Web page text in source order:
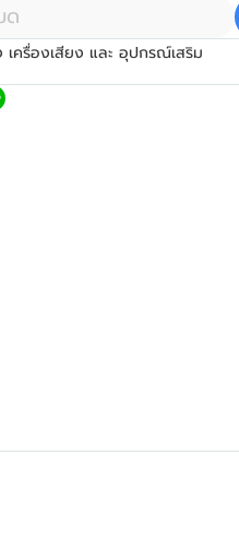
ด
ครื่องเสียง และ อุปกรณ์เสริม